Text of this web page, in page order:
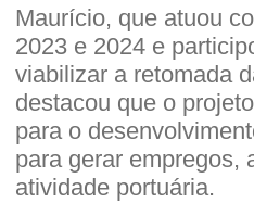
Maurício, que atuou
2023 e 2024 e
viabilizar a retomada
destacou que o
para o
para gerar empregos,
atividade portuária.